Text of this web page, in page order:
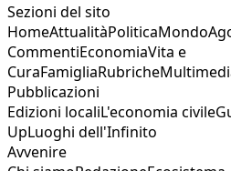
Sezioni del sito
HomeAttualitàPoliticaMondo
CommentiEconomiaVita e
CuraFamigliaRubriche
Pubblicazioni
Edizioni localiL'economia civile
UpLuoghi dell'Infinito
Avvenire